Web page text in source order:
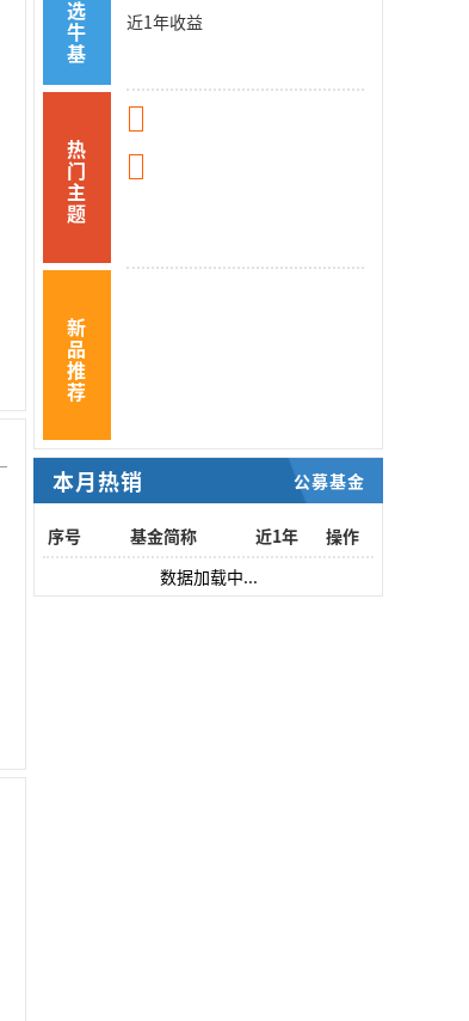
选
牛
基
近1年收益
热
门
主
题
新
品
推
荐
本月热销 公募基金
序号 基金简称 近1年
操作
数据加载中...